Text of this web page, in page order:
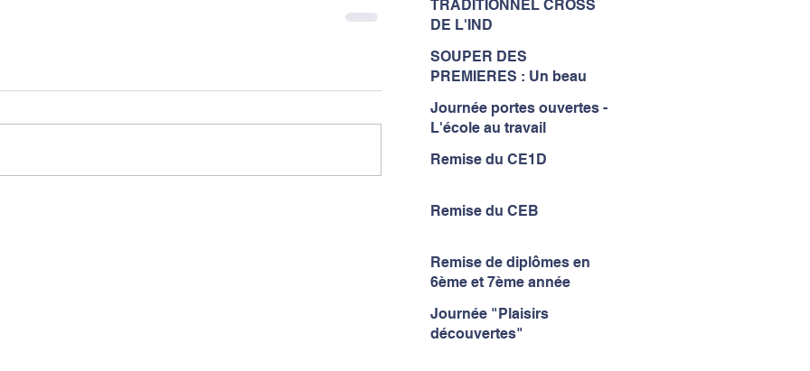
à l'IND...
TRADITIONNEL CROSS
DE L'IND
SOUPER DES
PREMIERES : Un beau
Journée portes ouvertes -
L'école au travail
Remise du CE1D
Remise du CEB
Remise de diplômes en
6ème et 7ème année
Journée "Plaisirs
découvertes"